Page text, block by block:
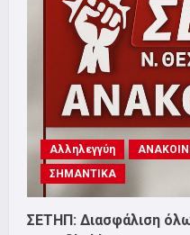
Αλληλεγγύη
ΣΗΜΑΝΤΙΚΑ
ΣΕΤΗΠ: Διασφάλιση